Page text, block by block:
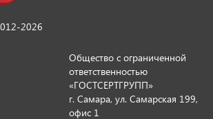
2026
Общество с ограниченной
ответственностью
«ГОСТСЕРТГРУПП»
г. Самара, ул. Самарская 199,
офис 1